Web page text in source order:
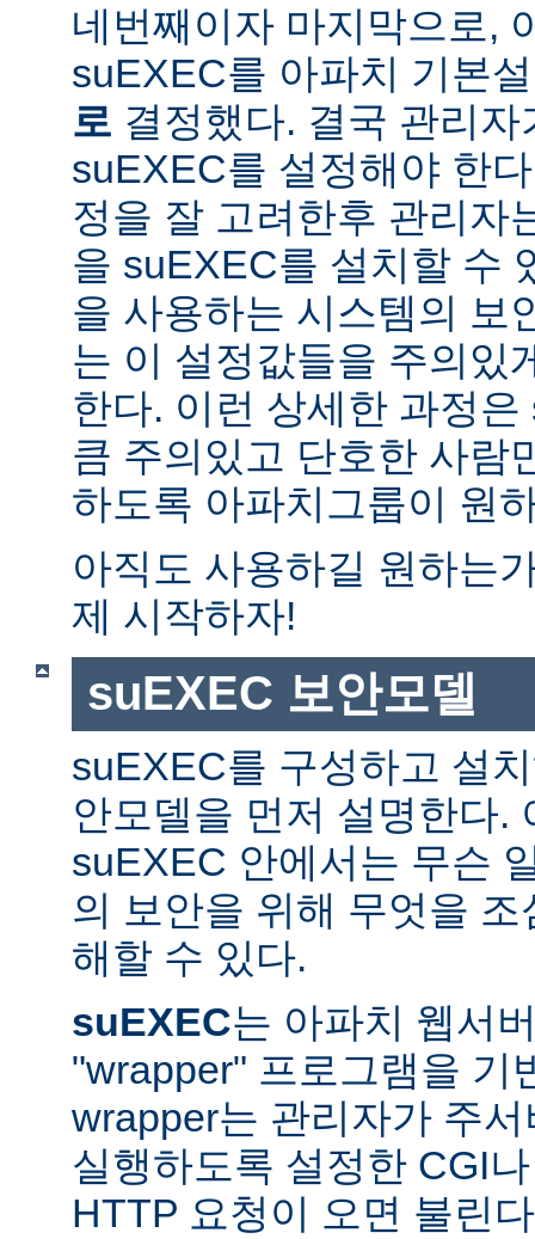
네번째이자 마지막으로,
suEXEC를 아파치 기본
로 결정했다. 결국 관리
suEXEC를 설정해야 한
정을 잘 고려한후 관리자
을 suEXEC를 설치할 수
을 사용하는 시스템의 보
는 이 설정값들을 주의있
한다. 이런 상세한 과정
큼 주의있고 단호한 사람
하도록 아파치그룹이 원
아직도 사용하길 원하는
제 시작하자!
suEXEC 보안모델
suEXEC를 구성하고 설
안모델을 먼저 설명한다.
suEXEC 안에서는 무슨
의 보안을 위해 무엇을
해할 수 있다.
suEXEC는 아파치 웹서
"wrapper" 프로그램을 기
wrapper는 관리자가 주
실행하도록 설정한 CGI
HTTP 요청이 오면 불린